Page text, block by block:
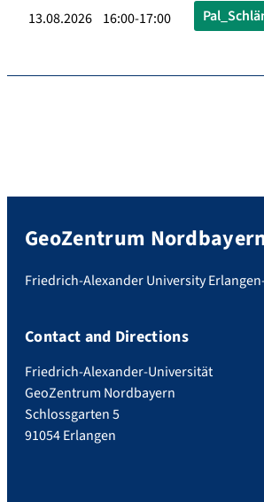
13.08.2026 16:00-17:00
GeoZentrum
Friedrich-Alexander University
Contact and Directions
Friedrich-Alexander-Universität
GeoZentrum Nordbayern
Schlossgarten 5
91054 Erlangen